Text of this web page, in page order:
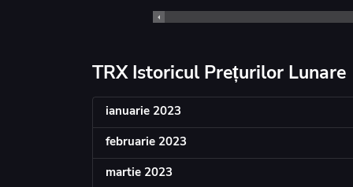
TRX Istoricul Prețurilor Lunare
ianuarie 2023
februarie 2023
martie 2023